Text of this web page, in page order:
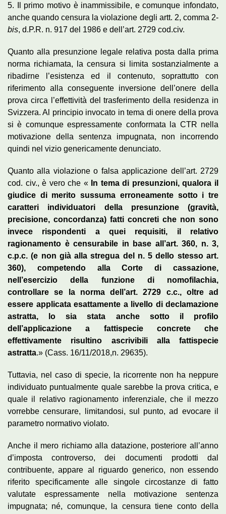
5. Il primo motivo è inammissibile, e comunque infondato,
anche quando censura la violazione degli artt. 2, comma 2-
bis, d.P.R. n. 917 del 1986 e dell’art. 2729 cod.civ.
Quanto alla presunzione legale relativa posta dalla prima
norma richiamata, la censura si limita sostanzialmente a
ribadirne l’esistenza ed il contenuto, soprattutto con
riferimento alla conseguente inversione dell’onere della
prova circa l’effettività del trasferimento della residenza in
Svizzera. Al principio invocato in tema di onere della prova
si è comunque espressamente conformata la CTR nella
motivazione della sentenza impugnata, non incorrendo
quindi nel vizio genericamente denunciato.
Quanto alla violazione o falsa applicazione dell’art. 2729
cod. civ., è vero che « In tema di presunzioni, qualora il
giudice di merito sussuma erroneamente sotto i tre
caratteri individuatori della presunzione (gravità,
precisione, concordanza) fatti concreti che non sono
invece rispondenti a quei requisiti, il relativo
ragionamento è censurabile in base all’art. 360, n. 3,
c.p.c. (e non già alla stregua del n. 5 dello stesso art.
360), competendo alla Corte di cassazione,
nell’esercizio della funzione di nomofilachia,
controllare se la norma dell’art. 2729 c.c., oltre ad
essere applicata esattamente a livello di declamazione
astratta, lo sia stata anche sotto il profilo
dell’applicazione a fattispecie concrete che
effettivamente risultino ascrivibili alla fattispecie
astratta.» (Cass. 16/11/2018,n. 29635).
Tuttavia, nel caso di specie, la ricorrente non ha neppure
individuato puntualmente quale sarebbe la prova critica, e
quale il relativo ragionamento inferenziale, che il mezzo
vorrebbe censurare, limitandosi, sul punto, ad evocare il
parametro normativo violato.
Anche il mero richiamo alla datazione, posteriore all’anno
d’imposta controverso, dei documenti prodotti dal
contribuente, appare al riguardo generico, non essendo
riferito specificamente alle singole circostanze di fatto
valutate espressamente nella motivazione sentenza
impugnata; né, comunque, la censura tiene conto della